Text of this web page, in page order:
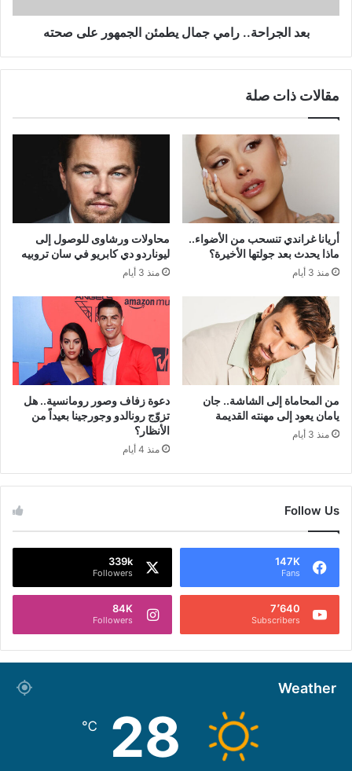
بعد الجراحة.. رامي جمال يطمئن الجمهور على صحته
مقالات ذات صلة
أريانا غراندي تنسحب من الأضواء..
ماذا يحدث بعد جولتها الأخيرة؟
منذ 3 أيام
محاولات ورشاوى للوصول إلى
ليوناردو دي كابريو في سان تروبيه
منذ 3 أيام
من المحاماة إلى الشاشة.. جان
يامان يعود إلى مهنته القديمة
منذ 3 أيام
دعوة زفاف وصور رومانسية.. هل
تزوّج رونالدو وجورجينا بعيداً من
الأنظار؟
منذ 4 أيام
Follow Us
147K
Fans
339k
Followers
7٬640
Subscribers
84K
Followers
Weather
28
℃